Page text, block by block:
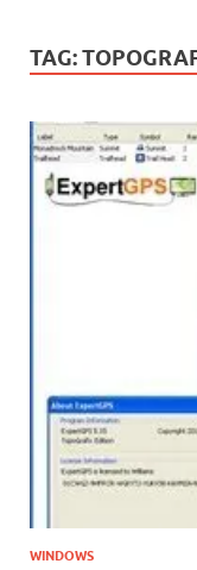
TAG:
WINDOWS